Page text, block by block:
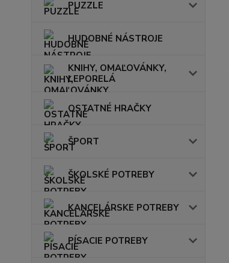
PUZZLE
HUDOBNÉ NÁSTROJE
KNIHY, OMAĽOVÁNKY,
LEPORELÁ
OSTATNÉ HRAČKY
ŠPORT
ŠKOLSKÉ POTREBY
KANCELÁRSKE POTREBY
PÍSACIE POTREBY